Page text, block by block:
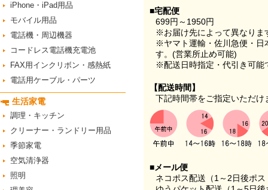
iPhone・iPad用品
モバイル用品
電話機・周辺機器
コードレス電話機充電池
FAX用インクリボン・感熱紙
電話用ケーブル・パーツ
生活家電
調理・キッチン
クリーナー・ランドリー用品
季節家電
空気清浄器
照明
■宅配便
699円～1950円
※お届け先によって異なりま
※ヤマト運輸・佐川急便・日
す。(営業所止め可能)
※配送日時指定・代引き可能
【配送時間】
下記時間帯をご指定いただけ
■メール便
ネコポス配送（1～2日後ポ